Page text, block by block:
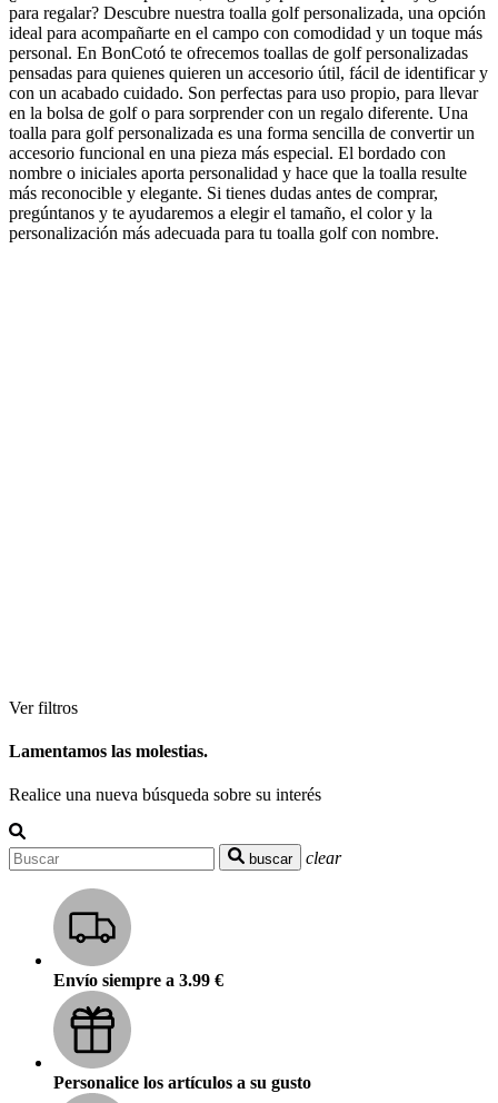
para regalar? Descubre nuestra toalla golf personalizada, una opción
ideal para acompañarte en el campo con comodidad y un toque más
personal. En BonCotó te ofrecemos toallas de golf personalizadas
pensadas para quienes quieren un accesorio útil, fácil de identificar y
con un acabado cuidado. Son perfectas para uso propio, para llevar
en la bolsa de golf o para sorprender con un regalo diferente. Una
toalla para golf personalizada es una forma sencilla de convertir un
accesorio funcional en una pieza más especial. El bordado con
nombre o iniciales aporta personalidad y hace que la toalla resulte
más reconocible y elegante. Si tienes dudas antes de comprar,
pregúntanos y te ayudaremos a elegir el tamaño, el color y la
personalización más adecuada para tu toalla golf con nombre.
Ver filtros
Lamentamos las molestias.
Realice una nueva búsqueda sobre su interés
buscar clear
Envío siempre a 3.99 €
Personalice los artículos a su gusto